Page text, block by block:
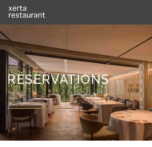
RÉSERVATIONS